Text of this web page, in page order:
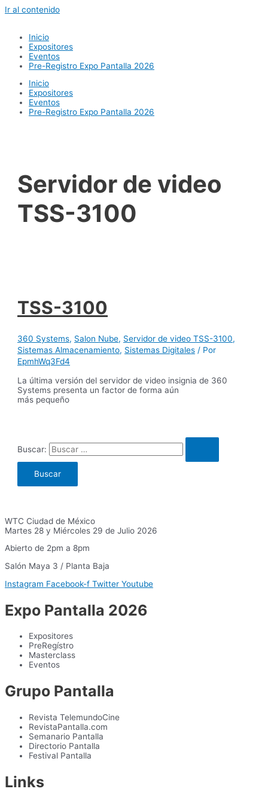
Ir al contenido
Inicio
Expositores
Eventos
Pre-Registro Expo Pantalla 2026
Inicio
Expositores
Eventos
Pre-Registro Expo Pantalla 2026
Servidor de video
TSS-3100
TSS-3100
360 Systems, Salon Nube, Servidor de video TSS-3100,
Sistemas Almacenamiento, Sistemas Digitales / Por
EpmhWq3Fd4
La última versión del servidor de video insignia de 360
Systems presenta un factor de forma aún
más pequeño
Buscar:
WTC Ciudad de México
Martes 28 y Miércoles 29 de Julio 2026
Abierto de 2pm a 8pm
Salón Maya 3 / Planta Baja
Instagram Facebook-f Twitter Youtube
Expo Pantalla 2026
Expositores
PreRegístro
Masterclass
Eventos
Grupo Pantalla
Revista TelemundoCine
RevistaPantalla.com
Semanario Pantalla
Directorio Pantalla
Festival Pantalla
Links